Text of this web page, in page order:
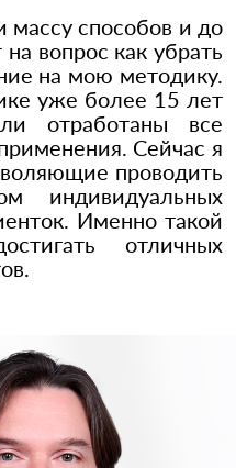
способов и до
вопрос как убрать
на мою методику.
уже более 15 лет
отработаны все
Сейчас я
проводить
индивидуальных
Именно такой
отличных